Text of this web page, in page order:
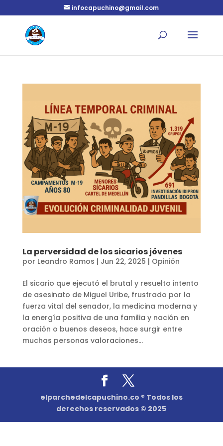
infocapuchino@gmail.com
La perversidad de los sicarios jóvenes
por Leandro Ramos | Jun 22, 2025 | Opinión
El sicario que ejecutó el brutal y resuelto intento
de asesinato de Miguel Uribe, frustrado por la
fuerza vital del senador, la medicina moderna y
la energía positiva de una familia y nación en
oración o buenos deseos, hace surgir entre
muchas personas valoraciones...
elparchedelcapuchino.co ® Todos los
derechos reservados © 2025